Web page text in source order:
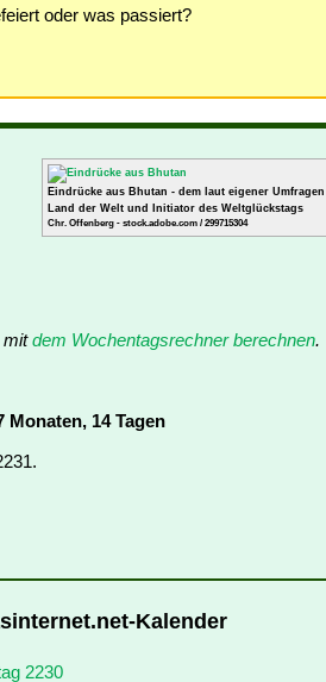
oder was passiert?
Eindrücke aus Bhutan - dem laut eigener
Land der Welt und Initiator des Weltglückstags
Chr. Offenberg - stock.adobe.com / 299715304
mitdem Wochentagsrechner berechnen.
Monaten, 14 Tagen
Kalender
2230